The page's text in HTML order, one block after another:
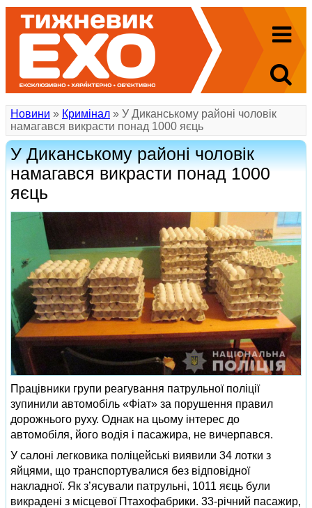
Новини » Кримінал » У Диканському районі чоловік
намагався викрасти понад 1000 яєць
У Диканському районі чоловік
намагався викрасти понад 1000
яєць
Працівники групи реагування патрульної поліції
зупинили автомобіль «Фіат» за порушення правил
дорожнього руху. Однак на цьому інтерес до
автомобіля, його водія і пасажира, не вичерпався.
У салоні легковика поліцейські виявили 34 лотки з
яйцями, що транспортувалися без відповідної
накладної. Як з’ясували патрульні, 1011 яєць були
викрадені з місцевої Птахофабрики. 33-річний пасажир,